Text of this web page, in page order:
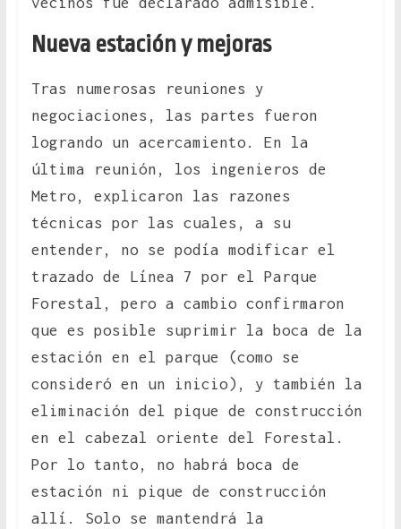
Nueva estación y mejoras
Tras numerosas reuniones y
negociaciones, las partes fueron
logrando un acercamiento. En la
última reunión, los ingenieros de
Metro, explicaron las razones
técnicas por las cuales, a su
entender, no se podía modificar el
trazado de Línea 7 por el Parque
Forestal, pero a cambio confirmaron
que es posible suprimir la boca de la
estación en el parque (como se
consideró en un inicio), y también la
eliminación del pique de construcción
en el cabezal oriente del Forestal.
Por lo tanto, no habrá boca de
estación ni pique de construcción
allí. Solo se mantendrá la